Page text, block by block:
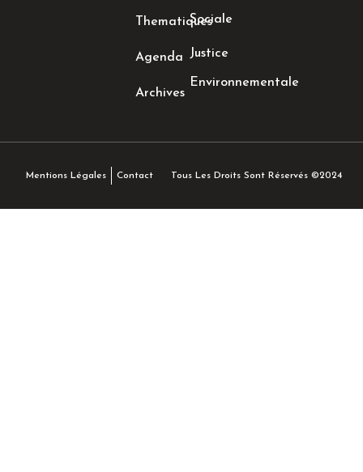
Thematiques
Agenda
Archives
Sociale
Justice
Environnementale
Mentions Légales Contact Tous Les Droits Sont Réservés ©2024